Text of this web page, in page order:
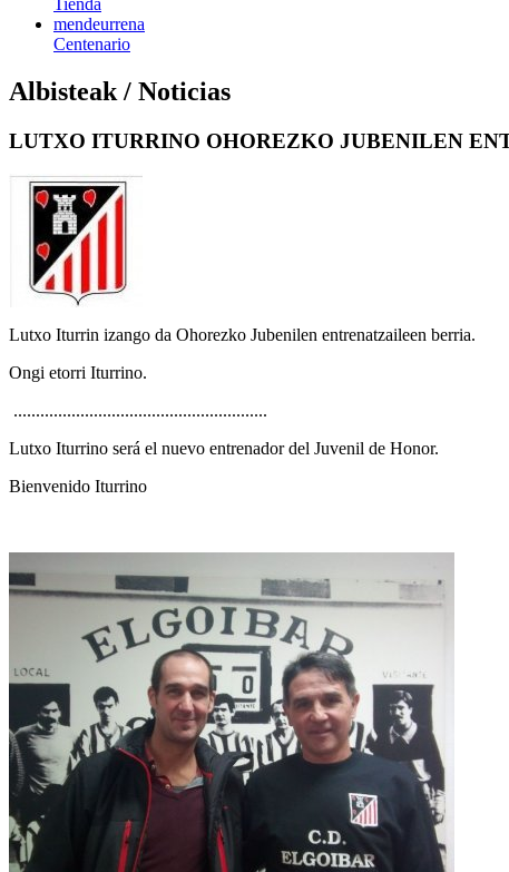
mendeurrena
Centenario
Albisteak / Noticias
LUTXO ITURRINO OHOREZKO JUBENILEN
Lutxo Iturrin izango da Ohorezko Jubenilen entrenatzaileen berria.
Ongi etorri Iturrino.
.........................................................
Lutxo Iturrino será el nuevo entrenador del Juvenil de Honor.
Bienvenido Iturrino